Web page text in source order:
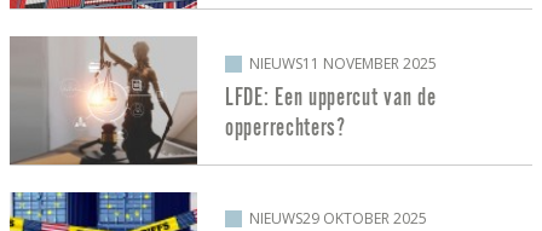
NIEUWS11 NOVEMBER 2025
LFDE: Een uppercut van de
opperrechters?
NIEUWS29 OKTOBER 2025